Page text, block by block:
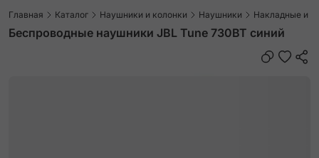
Главная Каталог Наушники и колонки Наушники Накладные и
Беспроводные наушники JBL Tune 730BT синий